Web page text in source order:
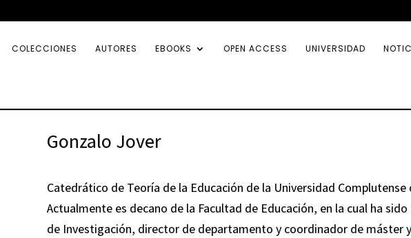
COLECCIONES AUTORES EBOOKS OPEN ACCESS UNIVERSIDAD
Gonzalo Jover
Catedrático de Teoría de la Educación de la Universidad Complutense
Actualmente es decano de la Facultad de Educación, en la cual ha
de Investigación, director de departamento y coordinador de máster